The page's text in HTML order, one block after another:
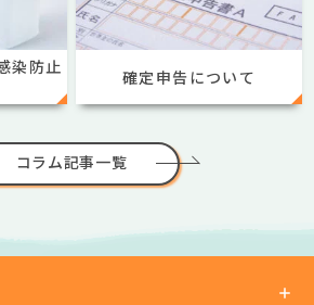
染防止
確定申告について
コラム記事一覧